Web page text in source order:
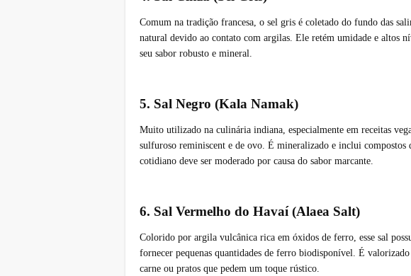
Comum na tradição francesa, o sel gris é coletado do fundo das
natural devido ao contato com argilas. Ele retém umidade e altos
seu sabor robusto e mineral.
5. Sal Negro (Kala Namak)
Muito utilizado na culinária indiana, especialmente em receitas
sulfuroso reminiscent e de ovo. É mineralizado e inclui compostos
cotidiano deve ser moderado por causa do sabor marcante.
6. Sal Vermelho do Havaí (Alaea Salt)
Colorido por argila vulcânica rica em óxidos de ferro, esse sal
fornecer pequenas quantidades de ferro biodisponível. É
carne ou pratos que pedem um toque rústico.